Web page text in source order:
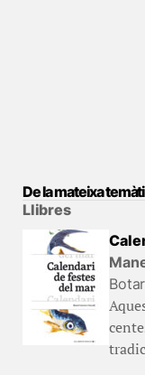
De la mateixa
Llibres